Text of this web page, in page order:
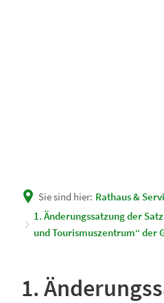
Sie sind hier: Rathaus &
1. Änderungssatzung der
und Tourismuszentrum“ der
1.